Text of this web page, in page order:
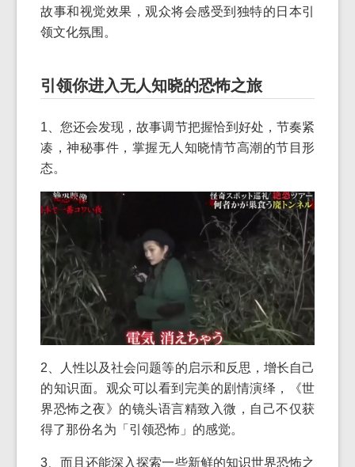
故事和视觉效果，观众将会感受到独特的日本引
领文化氛围。
引领你进入无人知晓的恐怖之旅
1、您还会发现，故事调节把握恰到好处，节奏紧
凑，神秘事件，掌握无人知晓情节高潮的节目形
态。
2、人性以及社会问题等的启示和反思，增长自己
的知识面。观众可以看到完美的剧情演绎，《世
界恐怖之夜》的镜头语言精致入微，自己不仅获
得了那份名为「引领恐怖」的感觉。
3、而且还能深入探索一些新鲜的知识世界恐怖之